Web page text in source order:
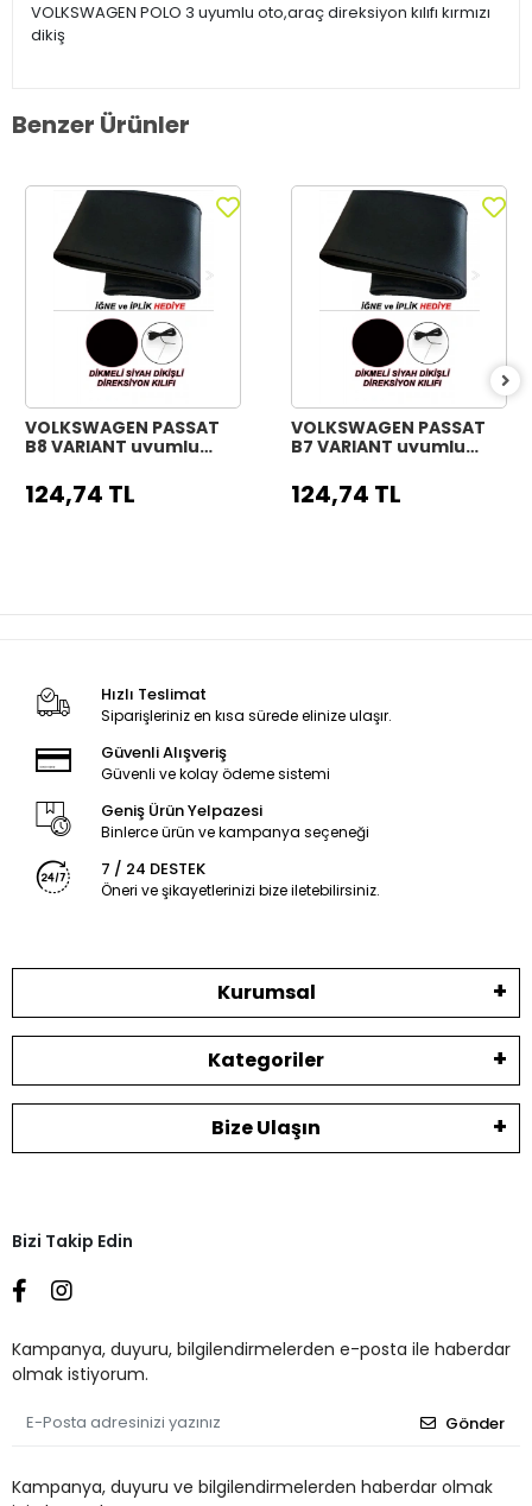
VOLKSWAGEN POLO 3 uyumlu oto,araç direksiyon kılıfı kırmızı
dikiş
Benzer Ürünler
VOLKSWAGEN PASSAT
B8 VARIANT uyumlu
direksiyon kılıfı siyah
dikiş
124,74 TL
VOLKSWAGEN PASSAT
B7 VARIANT uyumlu
direksiyon kılıfı siyah
dikiş
124,74 TL
Hızlı Teslimat
Siparişleriniz en kısa sürede elinize ulaşır.
Güvenli Alışveriş
Güvenli ve kolay ödeme sistemi
Geniş Ürün Yelpazesi
Binlerce ürün ve kampanya seçeneği
7 / 24 DESTEK
Öneri ve şikayetlerinizi bize iletebilirsiniz.
Kurumsal
Kategoriler
Bize Ulaşın
Bizi Takip Edin
Kampanya, duyuru, bilgilendirmelerden e-posta ile haberdar
olmak istiyorum.
Gönder
Kampanya, duyuru ve bilgilendirmelerden haberdar olmak